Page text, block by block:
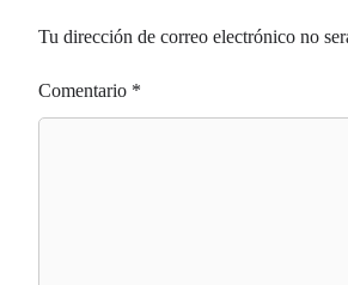
Tu dirección de correo electrónico no
Comentario *